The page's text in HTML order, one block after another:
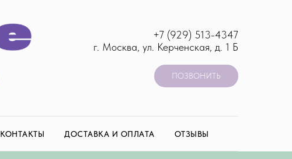
+7 (929) 513-4347
г. Москва, ул. Керченская, д. 1 Б
ПОЗВОНИТЬ
КОНТАКТЫ ДОСТАВКА И ОПЛАТА ОТЗЫВЫ